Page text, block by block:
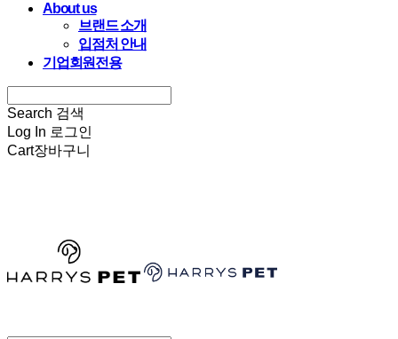
About us
브랜드 소개
입점처 안내
기업회원전용
Search 검색
Log In 로그인
Cart장바구니